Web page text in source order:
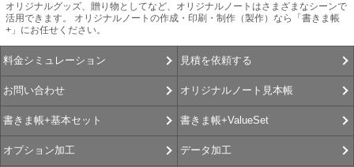
オリジナルグッズ、贈り物としてなど、オリジナルノートはさまざまなシーンで
活用できます。 オリジナルノートの作成・印刷・制作（製作）なら「書きま帳
+」にお任せください。
料金シミュレーション 見積を依頼する
お問い合わせ オリジナルノート見本帳
書きま帳+基本セット 書きま帳+ValueSet
オプション加工 データ加工